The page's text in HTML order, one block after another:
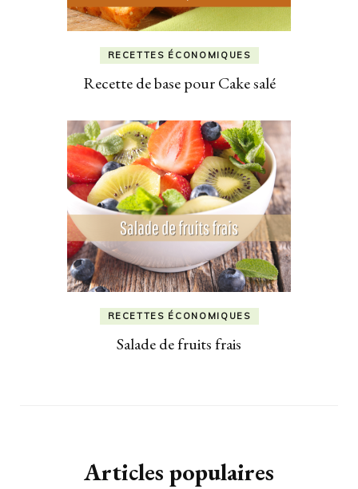
RECETTES ÉCONOMIQUES
Recette de base pour Cake salé
RECETTES ÉCONOMIQUES
Salade de fruits frais
Articles populaires